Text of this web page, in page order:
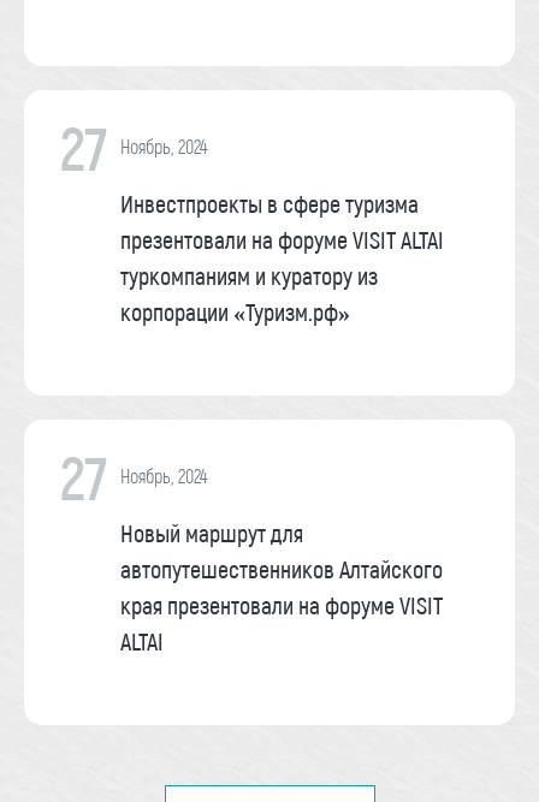
27 Ноябрь, 2024
Инвестпроекты в сфере туризма
презентовали на форуме VISIT ALTAI
туркомпаниям и куратору из
корпорации «Туризм.рф»
27 Ноябрь, 2024
Новый маршрут для
автопутешественников Алтайского
края презентовали на форуме VISIT
ALTAI